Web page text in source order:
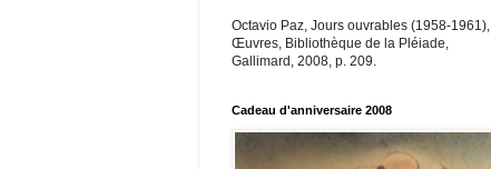
Octavio Paz, Jours ouvrables (1958-1961),
Œuvres, Bibliothèque de la Pléiade,
Gallimard, 2008, p. 209.
Cadeau d'anniversaire 2008